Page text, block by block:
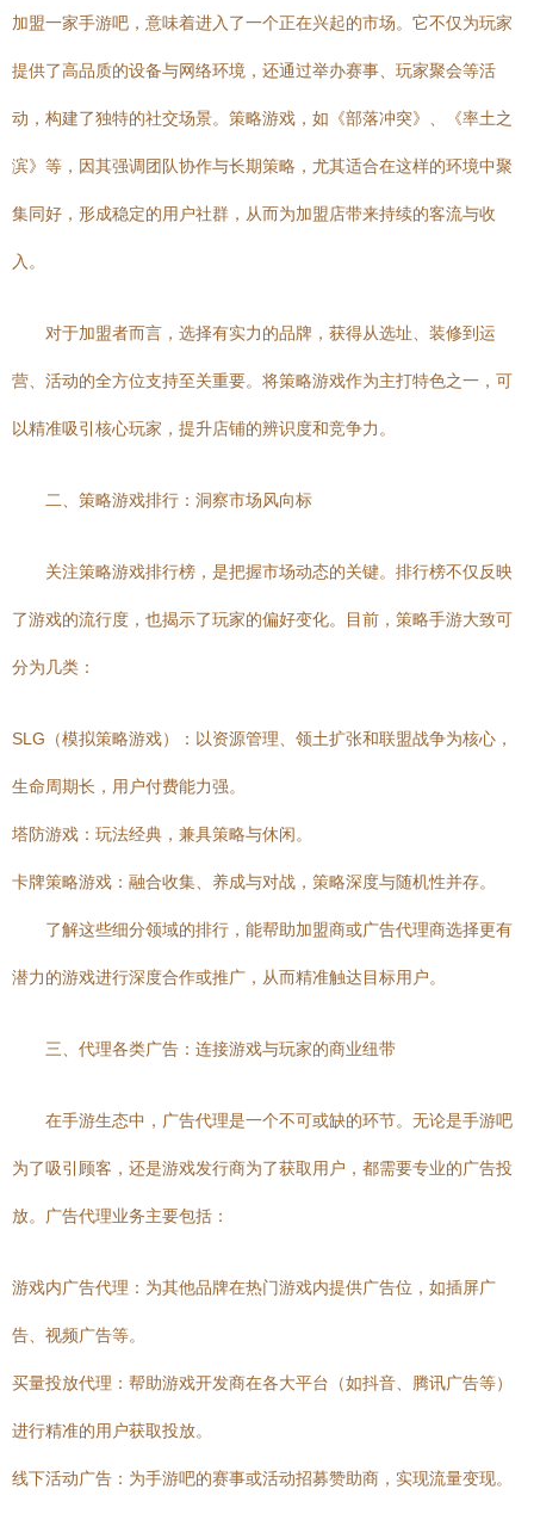
加盟一家手游吧，意味着进入了一个正在兴起的市场。它不仅为玩家
提供了高品质的设备与网络环境，还通过举办赛事、玩家聚会等活
动，构建了独特的社交场景。策略游戏，如《部落冲突》、《率土之
滨》等，因其强调团队协作与长期策略，尤其适合在这样的环境中聚
集同好，形成稳定的用户社群，从而为加盟店带来持续的客流与收
入。
对于加盟者而言，选择有实力的品牌，获得从选址、装修到运
营、活动的全方位支持至关重要。将策略游戏作为主打特色之一，可
以精准吸引核心玩家，提升店铺的辨识度和竞争力。
二、策略游戏排行：洞察市场风向标
关注策略游戏排行榜，是把握市场动态的关键。排行榜不仅反映
了游戏的流行度，也揭示了玩家的偏好变化。目前，策略手游大致可
分为几类：
SLG（模拟策略游戏）：以资源管理、领土扩张和联盟战争为核心，
生命周期长，用户付费能力强。
塔防游戏：玩法经典，兼具策略与休闲。
卡牌策略游戏：融合收集、养成与对战，策略深度与随机性并存。
了解这些细分领域的排行，能帮助加盟商或广告代理商选择更有
潜力的游戏进行深度合作或推广，从而精准触达目标用户。
三、代理各类广告：连接游戏与玩家的商业纽带
在手游生态中，广告代理是一个不可或缺的环节。无论是手游吧
为了吸引顾客，还是游戏发行商为了获取用户，都需要专业的广告投
放。广告代理业务主要包括：
游戏内广告代理：为其他品牌在热门游戏内提供广告位，如插屏广
告、视频广告等。
买量投放代理：帮助游戏开发商在各大平台（如抖音、腾讯广告等）
进行精准的用户获取投放。
线下活动广告：为手游吧的赛事或活动招募赞助商，实现流量变现。